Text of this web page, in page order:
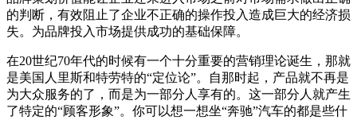
的判断，有效阻止了企业不正确的操作投入造成巨大的经济损
失。为品牌投入市场提供成功的基础保障。
在20世纪70年代的时候有一个十分重要的营销理论诞生，那就
是美国人里斯和特劳特的“定位论”。自那时起，产品就不再是
为大众服务的了，而是为一部分人享有的。这一部分人就产生
了特定的“顾客形象”。你可以想一想坐“奔驰”汽车的都是些什